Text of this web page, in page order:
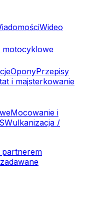
Wideo
motocyklowe
OponyPrzepisy
i majsterkowanie
Mocowanie i
Wulkanizacja /
partnerem